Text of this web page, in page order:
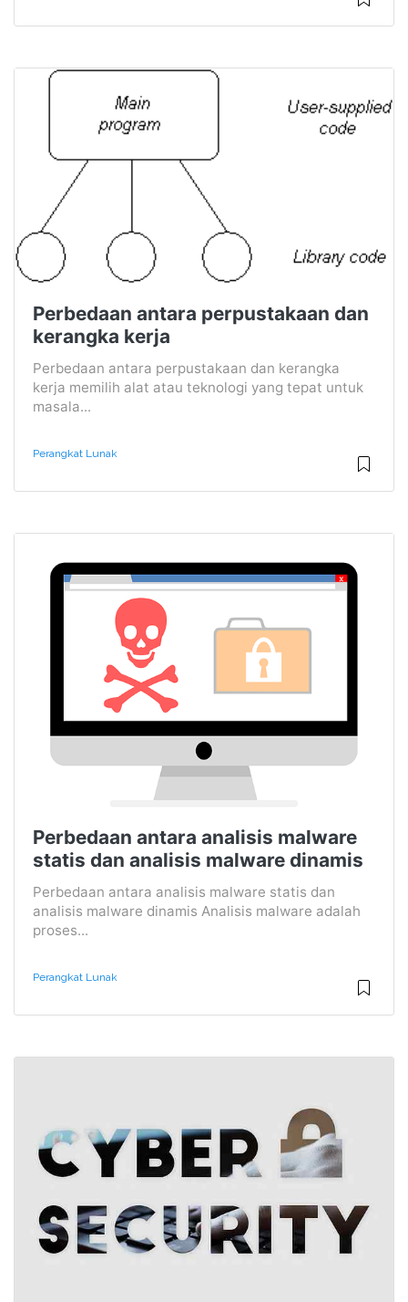
Perbedaan antara perpustakaan dan
kerangka kerja
Perbedaan antara perpustakaan dan kerangka
kerja memilih alat atau teknologi yang tepat untuk
masala...
Perangkat Lunak
Perbedaan antara analisis malware
statis dan analisis malware dinamis
Perbedaan antara analisis malware statis dan
analisis malware dinamis Analisis malware adalah
proses...
Perangkat Lunak